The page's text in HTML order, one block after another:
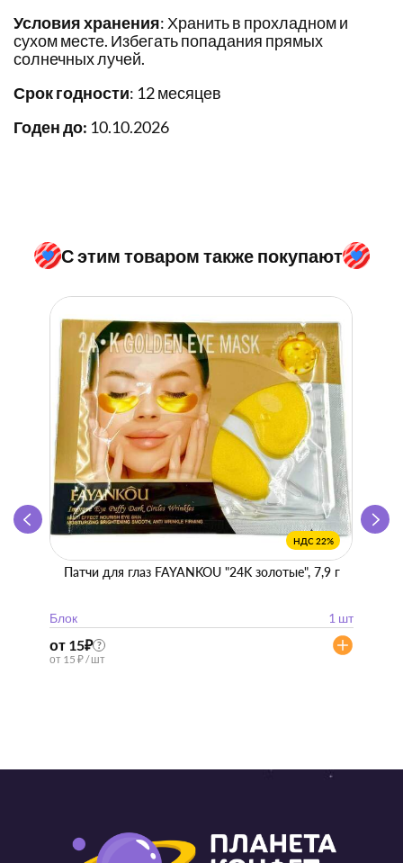
Условия хранения: Хранить в прохладном и
сухом месте. Избегать попадания прямых
солнечных лучей.
Срок годности: 12 месяцев
Годен до: 10.10.2026
С этим товаром также покупают
НДС 22%
Патчи для глаз FAYANKOU "24K золотые", 7,9 г
Блок 1 шт
от 15₽ ?
от 15 ₽ / шт